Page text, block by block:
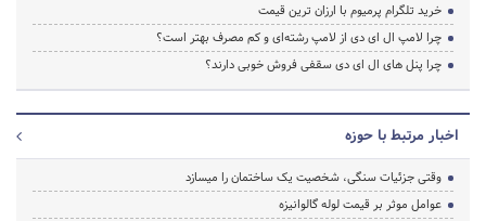
خرید تلگرام پرمیوم با ارزان ترین قیمت
چرا لامپ ال ای دی از لامپ رشته‌ای و کم مصرف بهتر است؟
چرا پنل های ال ای دی سقفی فروش خوبی دارند؟
اخبار مرتبط با حوزه
وقتی جزئیات سنگی، شخصیت یک ساختمان را میسازد
عوامل موثر بر قیمت لوله گالوانیزه